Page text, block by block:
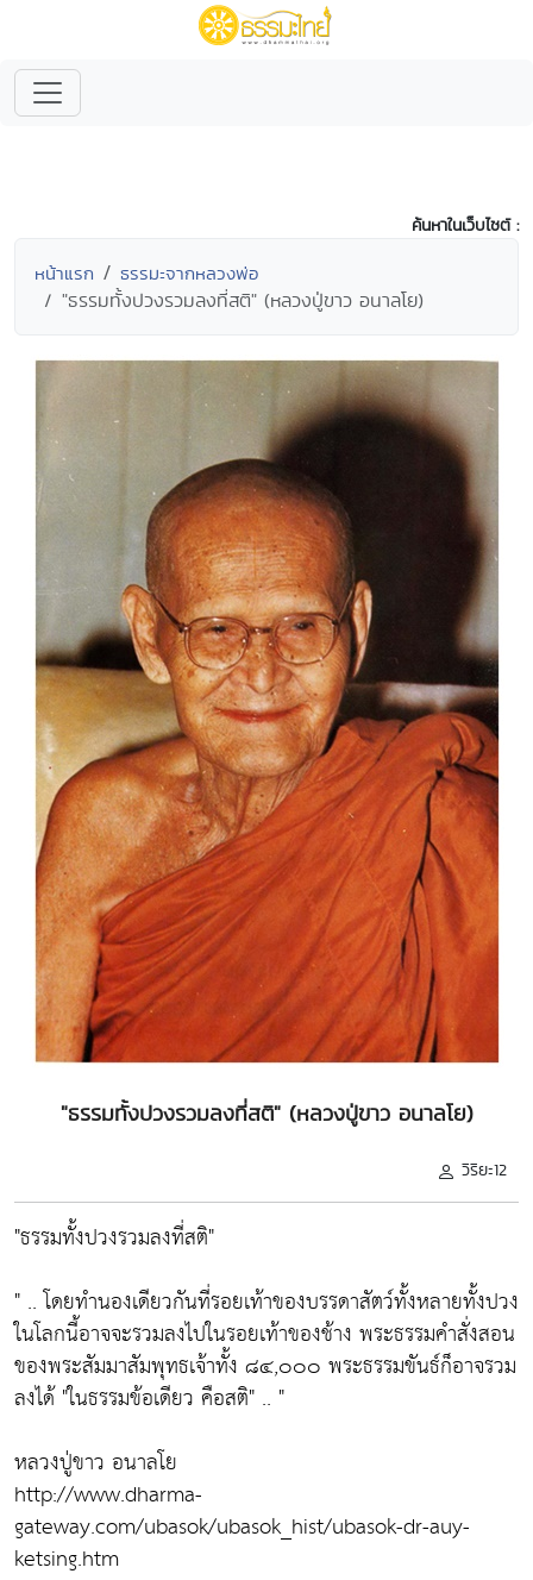
ค้นหาในเว็บไซต์ :
หน้าแรก ธรรมะจากหลวงพ่อ
"ธรรมทั้งปวงรวมลงที่สติ" (หลวงปู่ขาว อนาลโย)
"ธรรมทั้งปวงรวมลงที่สติ" (หลวงปู่ขาว อนาลโย)
วิริยะ12
"ธรรมทั้งปวงรวมลงที่สติ"
" .. โดยทำนองเดียวกันที่รอยเท้าของบรรดาสัตว์ทั้งหลายทั้งปวง
ในโลกนี้อาจจะรวมลงไปในรอยเท้าของช้าง พระธรรมคำสั่งสอน
ของพระสัมมาสัมพุทธเจ้าทั้ง ๘๔,๐๐๐ พระธรรมขันธ์ก็อาจรวม
ลงได้ "ในธรรมข้อเดียว คือสติ" .. "
หลวงปู่ขาว อนาลโย
http://www.dharma-
gateway.com/ubasok/ubasok_hist/ubasok-dr-auy-
ketsing.htm